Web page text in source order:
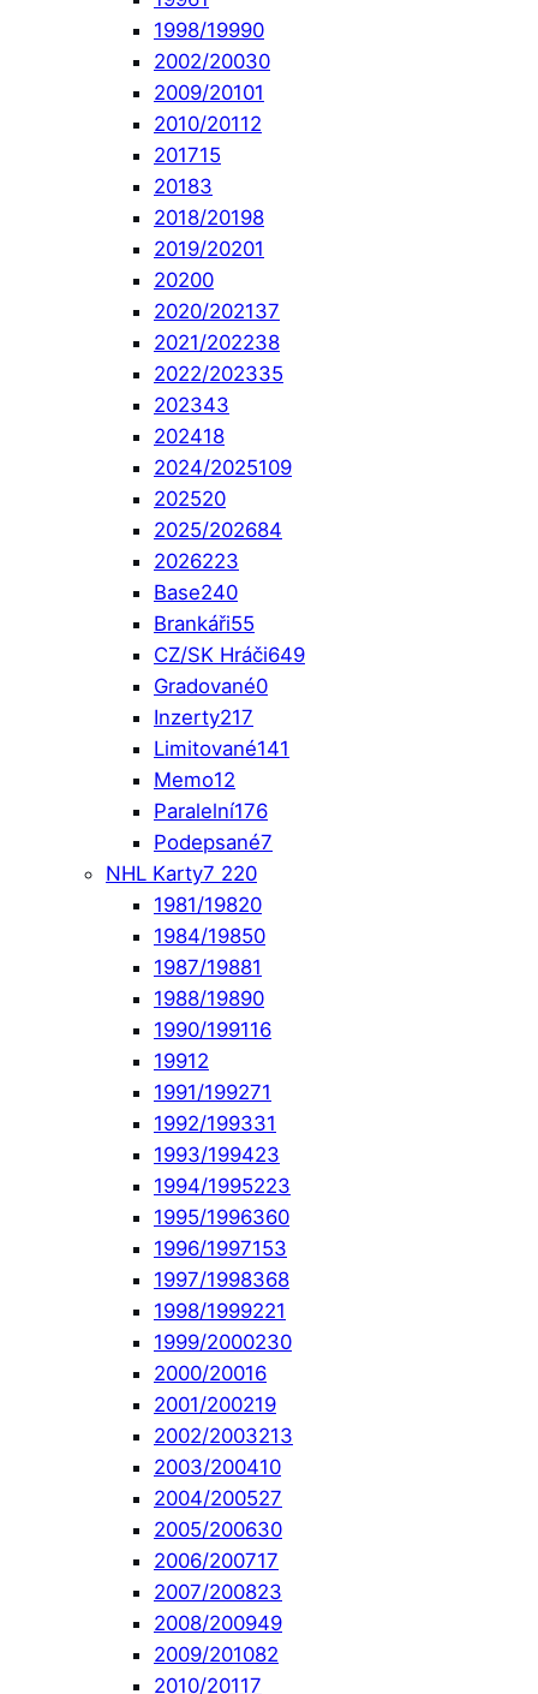
1998/19990
2002/20030
2009/20101
2010/20112
201715
20183
2018/20198
2019/20201
20200
2020/202137
2021/202238
2022/202335
202343
202418
2024/2025109
202520
2025/202684
2026223
Base240
Brankáři55
CZ/SK Hráči649
Gradované0
Inzerty217
Limitované141
Memo12
Paralelní176
Podepsané7
NHL Karty7 220
1981/19820
1984/19850
1987/19881
1988/19890
1990/199116
19912
1991/199271
1992/199331
1993/199423
1994/1995223
1995/1996360
1996/1997153
1997/1998368
1998/1999221
1999/2000230
2000/20016
2001/200219
2002/2003213
2003/200410
2004/200527
2005/200630
2006/200717
2007/200823
2008/200949
2009/201082
2010/20117